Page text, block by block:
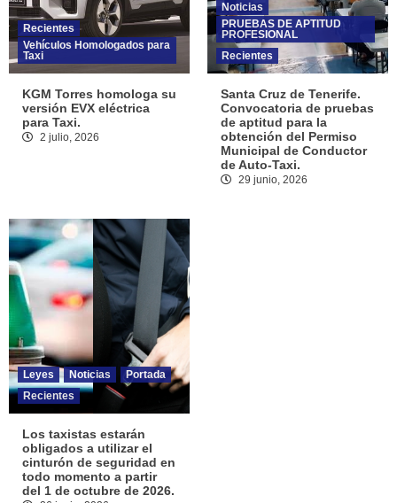
Recientes
Vehículos Homologados para
Taxi
KGM Torres homologa su
versión EVX eléctrica
para Taxi.
2 julio, 2026
Noticias
PRUEBAS DE APTITUD
PROFESIONAL
Recientes
Santa Cruz de Tenerife.
Convocatoria de pruebas
de aptitud para la
obtención del Permiso
Municipal de Conductor
de Auto-Taxi.
29 junio, 2026
Leyes Noticias
Portada
Recientes
Los taxistas estarán
obligados a utilizar el
cinturón de seguridad en
todo momento a partir
del 1 de octubre de 2026.